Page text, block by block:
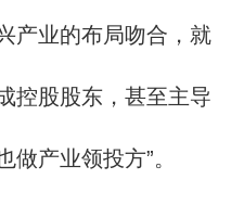
产业的布局吻合，就
控股股东，甚至主导
产业领投方”。